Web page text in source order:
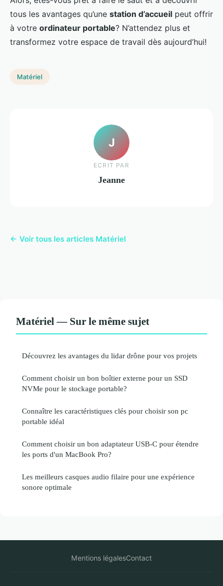
tous les avantages qu’une station d’accueil peut offrir
à votre ordinateur portable? N’attendez plus et
transformez votre espace de travail dès aujourd’hui!
Matériel
J
ECRIT PAR
Jeanne
← Voir tous les articles Matériel
Matériel — Sur le même sujet
Découvrez les avantages du lidar drône pour vos projets
Comment choisir un bon boîtier externe pour un SSD
NVMe pour le stockage portable?
Connaître les caractéristiques clés pour choisir son pc
portable idéal
Comment choisir un bon adaptateur USB-C pour étendre
les ports d'un MacBook Pro?
Les meilleurs casques audio filaire pour une expérience
sonore optimale
Mentions légalesContact